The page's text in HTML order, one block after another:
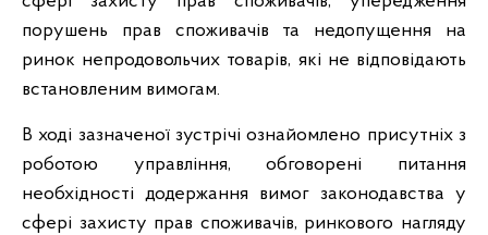
порушень прав споживачів та недопущення на
ринок непродовольчих товарів, які не відповідають
встановленим вимогам.
В ході зазначеної зустрічі ознайомлено присутніх з
роботою управління, обговорені питання
необхідності додержання вимог законодавства у
сфері захисту прав споживачів, ринкового нагляду